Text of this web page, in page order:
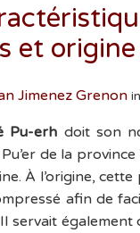
et origine
Jimenez Grenon in
Pu-erh doit son
Pu’er de la
À l’origine,
afin de
servait également